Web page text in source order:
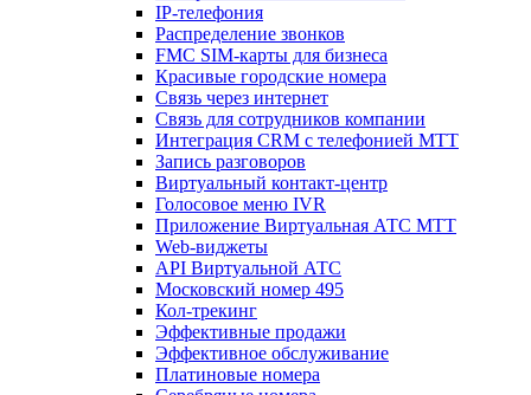
IP-телефония
Распределение звонков
FMC SIM-карты для бизнеса
Красивые городские номера
Связь через интернет
Связь для сотрудников компании
Интеграция CRM с телефонией МТТ
Запись разговоров
Виртуальный контакт‑центр
Голосовое меню IVR
Приложение Виртуальная АТС МТТ
Web-виджеты
API Виртуальной АТС
Московский номер 495
Кол-трекинг
Эффективные продажи
Эффективное обслуживание
Платиновые номера